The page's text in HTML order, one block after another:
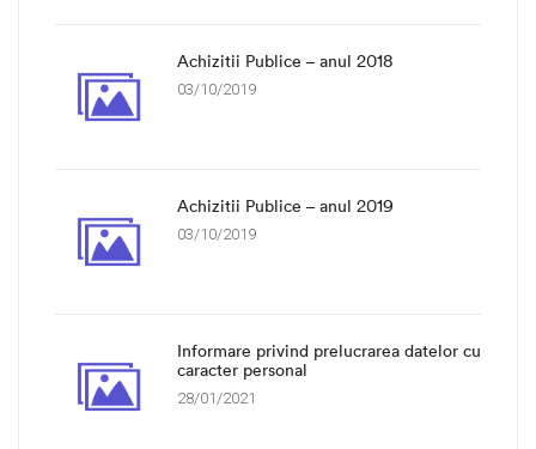
Achizitii Publice – anul 2018
03/10/2019
Achizitii Publice – anul 2019
03/10/2019
Informare privind prelucrarea datelor cu
caracter personal
28/01/2021